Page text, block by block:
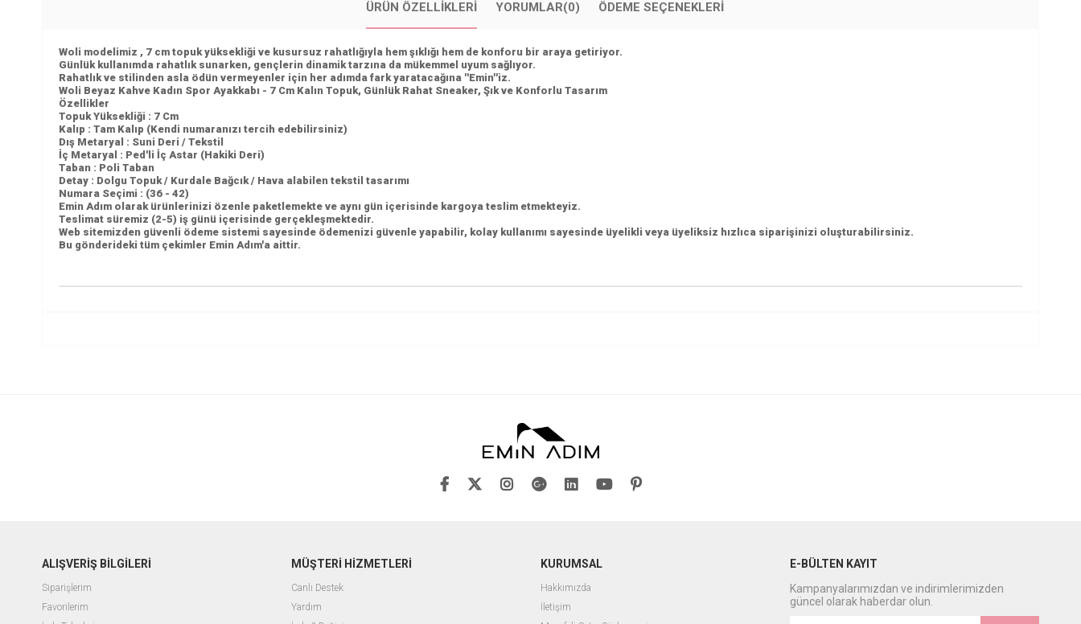
ÜRÜN ÖZELLIKLERI YORUMLAR(0) ÖDEME SEÇENEKLERI
Woli modelimiz , 7 cm topuk yüksekliği ve kusursuz rahatlığıyla hem şıklığı hem de konforu bir araya getiriyor.
Günlük kullanımda rahatlık sunarken, gençlerin dinamik tarzına da mükemmel uyum sağlıyor.
Rahatlık ve stilinden asla ödün vermeyenler için her adımda fark yaratacağına ''Emin''iz.
Woli Beyaz Kahve Kadın Spor Ayakkabı - 7 Cm Kalın Topuk, Günlük Rahat Sneaker, Şık ve Konforlu Tasarım
Özellikler
Topuk Yüksekliği : 7 Cm
Kalıp : Tam Kalıp (Kendi numaranızı tercih edebilirsiniz)
Dış Metaryal : Suni Deri / Tekstil
İç Metaryal : Ped'li İç Astar (Hakiki Deri)
Taban : Poli Taban
Detay : Dolgu Topuk / Kurdale Bağcık / Hava alabilen tekstil tasarımı
Numara Seçimi : (36 - 42)
Emin Adım olarak ürünlerinizi özenle paketlemekte ve aynı gün içerisinde kargoya teslim etmekteyiz.
Teslimat süremiz (2-5) iş günü içerisinde gerçekleşmektedir.
Web sitemizden güvenli ödeme sistemi sayesinde ödemenizi güvenle yapabilir, kolay kullanımı sayesinde üyelikli veya üyeliksiz hızlıca siparişinizi oluşturabilirsiniz.
Bu gönderideki tüm çekimler Emin Adım'a aittir.
ALIŞVERİŞ BİLGİLERİ
Siparişlerim
Favorilerim
MÜŞTERİ HİZMETLERİ
Canlı Destek
Yardım
KURUMSAL
Hakkımızda
İletişim
E-BÜLTEN KAYIT
Kampanyalarımızdan ve indirimlerimizden
güncel olarak haberdar olun.